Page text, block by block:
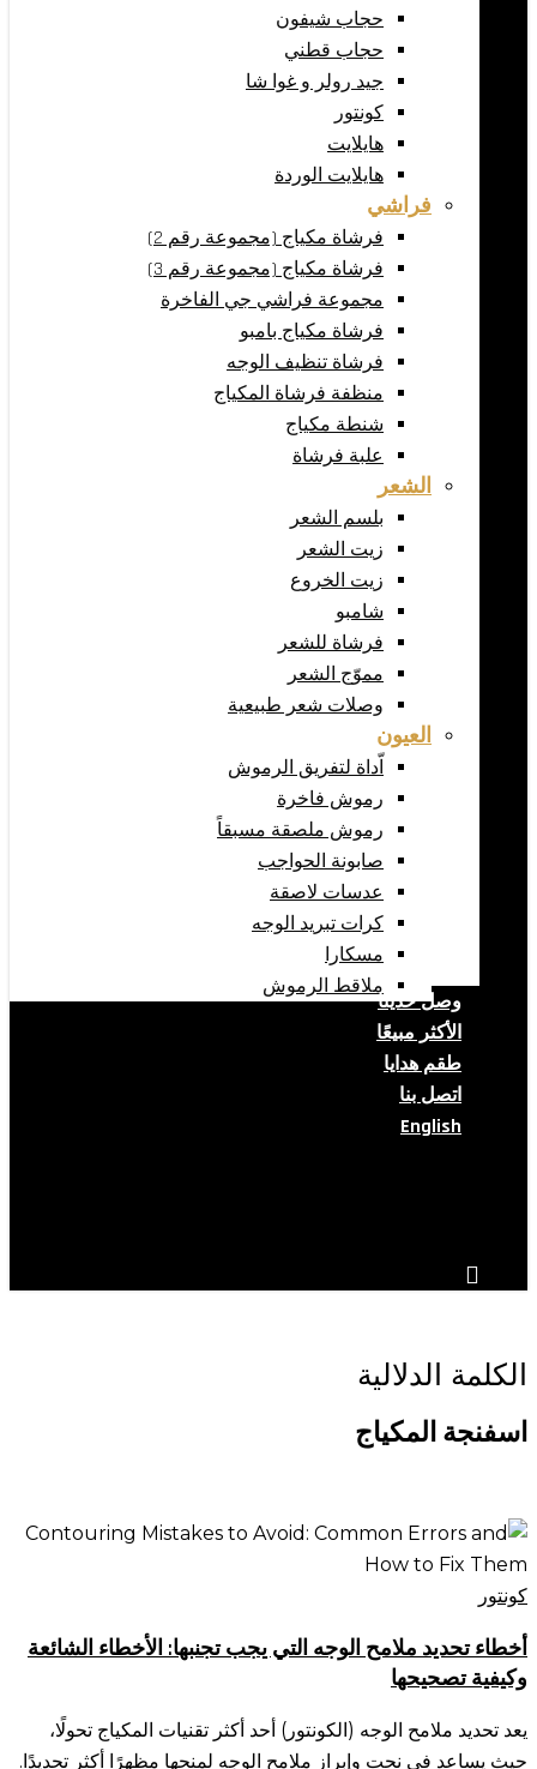
حجاب شيفون
حجاب قطني
جيد رولر و غوا شا
كونتور
هايلايت
هايلايت الوردة
فراشي
فرشاة مكياج (مجموعة رقم 2)
فرشاة مكياج (مجموعة رقم 3)
مجموعة فراشي جي الفاخرة
فرشاة مكياج بامبو
فرشاة تنظيف الوجه
منظفة فرشاة المكياج
شنطة مكياج
علبة فرشاة
الشعر
بلسم الشعر
زيت الشعر
زيت الخروع
شامبو
فرشاة للشعر
مموّج الشعر
وصلات شعر طبيعية
العيون
اّداة لتفريق الرموش
رموش فاخرة
رموش ملصقة مسبقاً
صابونة الحواجب
عدسات لاصقة
كرات تبريد الوجه
مسكارا
ملاقط الرموش
وصل حديثا
الأكثر مبيعًا
طقم هدايا
اتصل بنا
English
الكلمة الدلالية
اسفنجة المكياج
أخطاء
تحديد
ملامح
التي
يجب
كونتور
أخطاء تحديد ملامح الوجه التي يجب تجنبها: الأخطاء الشائعة
وكيفية تصحيحها
يعد تحديد ملامح الوجه (الكونتور) أحد أكثر تقنيات المكياج تحولًا،
حيث يساعد في نحت وإبراز ملامح الوجه لمنحها مظهرًا أكثر تحديدًا.